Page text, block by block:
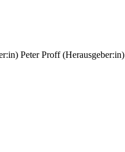
Peter Proff (Herausgeber:in)